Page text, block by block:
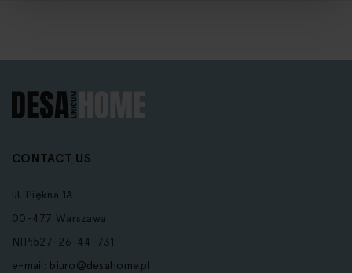
CONTACT US
ul. Piękna 1A
00-477 Warszawa
NIP:527-26-44-731
e-mail: biuro@desahome.pl